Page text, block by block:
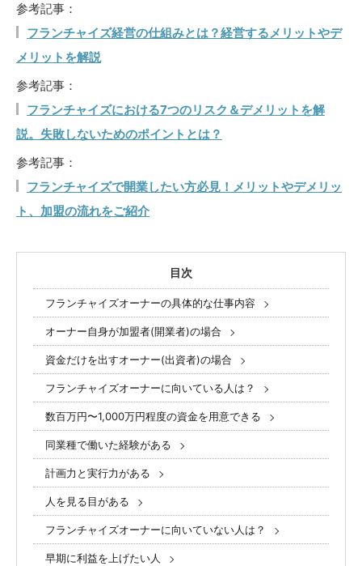
参考記事：
フランチャイズ経営の仕組みとは？経営するメリットやデ
メリットを解説
参考記事：
フランチャイズにおける7つのリスク＆デメリットを解
説。失敗しないためのポイントとは？
参考記事：
フランチャイズで開業したい方必見！メリットやデメリッ
ト、加盟の流れをご紹介
目次
フランチャイズオーナーの具体的な仕事内容
オーナー自身が加盟者(開業者)の場合
資金だけを出すオーナー(出資者)の場合
フランチャイズオーナーに向いている人は？
数百万円〜1,000万円程度の資金を用意できる
同業種で働いた経験がある
計画力と実行力がある
人を見る目がある
フランチャイズオーナーに向いていない人は？
早期に利益を上げたい人